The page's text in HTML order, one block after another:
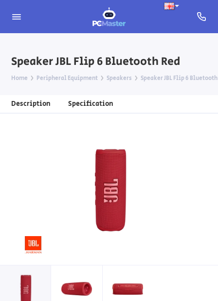
Speaker JBL Flip 6 Bluetooth Red
Home Peripheral Equipment Speakers Speaker JBL Flip 6 Bluetooth
Description Specification